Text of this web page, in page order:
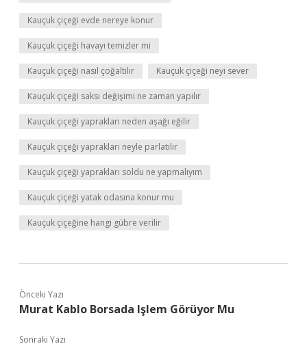
Kauçuk çiçeği evde nereye konur
Kauçuk çiçeği havayı temizler mi
Kauçuk çiçeği nasıl çoğaltılır Kauçuk çiçeği neyi sever
Kauçuk çiçeği saksı değişimi ne zaman yapılır
Kauçuk çiçeği yaprakları neden aşağı eğilir
Kauçuk çiçeği yaprakları neyle parlatılır
Kauçuk çiçeği yaprakları soldu ne yapmalıyım
Kauçuk çiçeği yatak odasına konur mu
Kauçuk çiçeğine hangi gübre verilir
Önceki Yazı
Murat Kablo Borsada Işlem Görüyor Mu
Sonraki Yazı